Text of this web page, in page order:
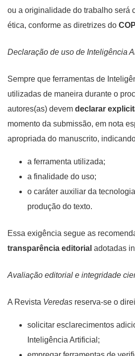
ou a originalidade do trabalho será
ética, conforme as diretrizes do
Declaração de uso de Inteligência
Sempre que ferramentas de
utilizadas de maneira durante o
autores(as) devem declarar
momento da submissão, em nota
apropriada do manuscrito,
a ferramenta utilizada;
a finalidade do uso;
o caráter auxiliar da
produção do texto.
Essa exigência segue as
transparência editorial adotadas
Avaliação editorial e integridade
A Revista Veredas reserva-se o
solicitar esclarecimentos
Inteligência Artificial;